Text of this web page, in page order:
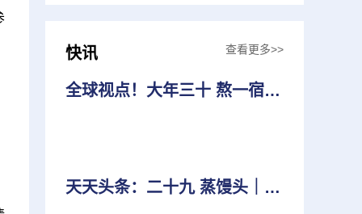
快讯 查看更多>>
全球视点！大年三十 熬一宿｜带孩子一起知年俗
天天头条：二十九 蒸馒头｜带孩子一起知年俗